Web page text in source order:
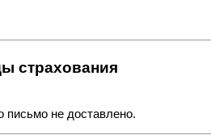
страхования
письмо не доставлено.